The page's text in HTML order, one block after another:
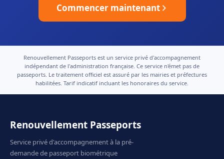
Commencer maintenant
Renouvellement Passeports est un service privé d'accompagnement
indépendant de l'administration française. Ce service n'émet pas de
passeports. Le traitement officiel est assuré par les mairies et préfectures
habilitées. Tarif indicatif incluant les honoraires du service.
Renouvellement Passeports
Service privé d'accompagnement à la pré-
demande de passeport biométrique